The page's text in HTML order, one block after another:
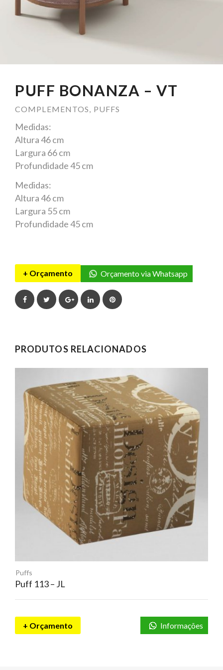
PUFF BONANZA – VT
COMPLEMENTOS, PUFFS
Medidas:
Altura 46 cm
Largura 66 cm
Profundidade 45 cm
Medidas:
Altura 46 cm
Largura 55 cm
Profundidade 45 cm
+ Orçamento Orçamento via Whatsapp
FacebookTwitterGoogle+LinkedInPinterest
PRODUTOS RELACIONADOS
Puffs
Puff 113 – JL
+ Orçamento Informações